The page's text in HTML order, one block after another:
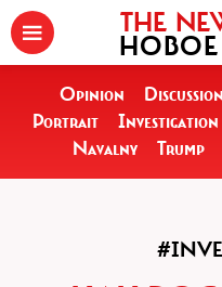
THE
Opinion Discussion
Portrait
Investigation
Navalny
Trump